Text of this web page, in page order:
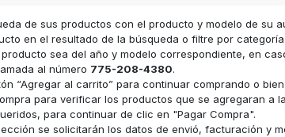
de sus productos con el producto y modelo de su
en el resultado de la búsqueda o filtre por categoría.
sea del año y modelo correspondiente, en
al número 775-208-4380.
“Agregar al carrito” para continuar comprando o
para verificar los productos que se agregaran a
para continuar de clic en "Pagar Compra".
se solicitarán los datos de envió, facturación y